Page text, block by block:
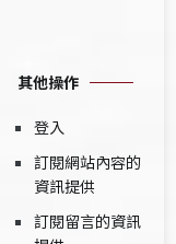
其他操作
登入
訂閱網站內容的
資訊提供
訂閱留言的資訊